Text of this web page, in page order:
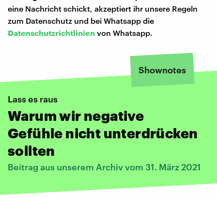
eine Nachricht schickt, akzeptiert ihr unsere Regeln
zum Datenschutz und bei Whatsapp die
Datenschutzrichtlinien von Whatsapp.
Shownotes
Lass es raus
Warum wir negative
Gefühle nicht unterdrücken
sollten
Beitrag aus unserem Archiv vom 31. März 2021